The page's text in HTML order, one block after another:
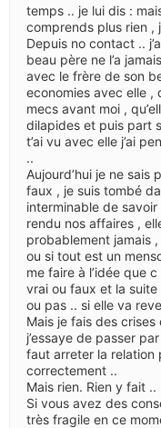
temps .. je lui dis :
comprends plus rien ,
Depuis no contact ..
beau père ne l’a
avec le frère de son
economies avec elle ,
mecs avant moi ,
dilapides et puis part
t’ai vu avec elle j’ai
..
Aujourd’hui je ne sais
faux , je suis tombé
interminable de savoir
rendu nos affaires ,
probablement jamais
ou si tout est un
me faire à l’idée que
vrai ou faux et la
ou pas .. si elle va
Mais je fais des crises
j’essaye de passer
faut arreter la relation
correctement ..
Mais rien. Rien y fait ..
Si vous avez des
très fragile en ce